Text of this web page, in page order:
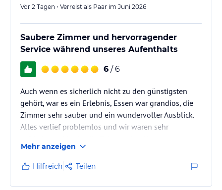
Vor 2 Tagen • Verreist als Paar im Juni 2026
Saubere Zimmer und hervorragender
Service während unseres Aufenthalts
6 / 6
Auch wenn es sicherlich nicht zu den günstigsten
gehört, war es ein Erlebnis, Essen war grandios, die
Zimmer sehr sauber und ein wundervoller Ausblick.
Alles verlief problemlos und wir waren sehr
Mehr anzeigen
Hilfreich Teilen